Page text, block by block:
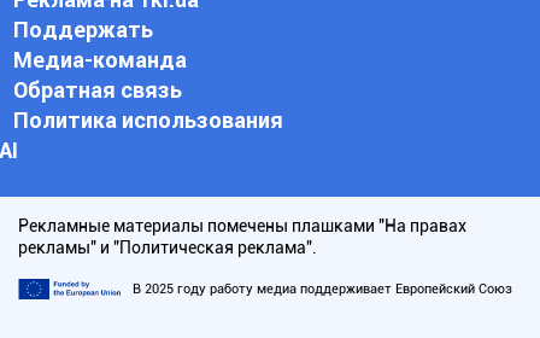
Поддержать
Медиа-команда
Обратная связь
Политика использования
АI
Рекламные материалы помечены плашками "На правах
рекламы" и "Политическая реклама".
В 2025 году работу медиа поддерживает Европейский Союз